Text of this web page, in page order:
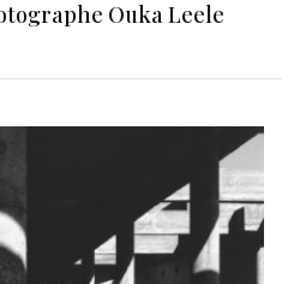
Ouka Leele